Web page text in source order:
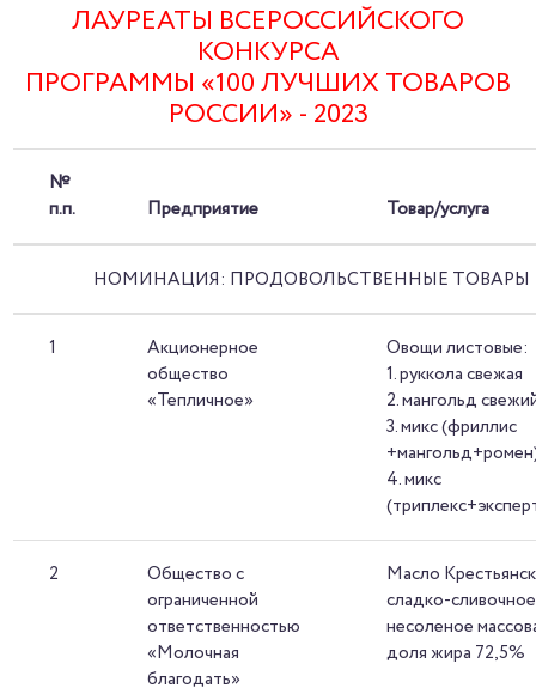
ЛАУРЕАТЫ ВСЕРОССИЙСКОГО
КОНКУРСА
ПРОГРАММЫ «100 ЛУЧШИХ ТОВАРОВ
РОССИИ» - 2023
№
п.п.
Предприятие Товар/услуга
НОМИНАЦИЯ: ПРОДОВОЛЬСТВЕННЫЕ ТОВАРЫ
1
Акционерное
общество
«Тепличное»
Овощи листовые:
1. руккола свежая
2. мангольд
3. микс (фриллис
4. микс
2
Общество с
ограниченной
ответственностью
«Молочная
благодать»
Масло
сладко-сливочное
несоленое
доля жира 72,5%